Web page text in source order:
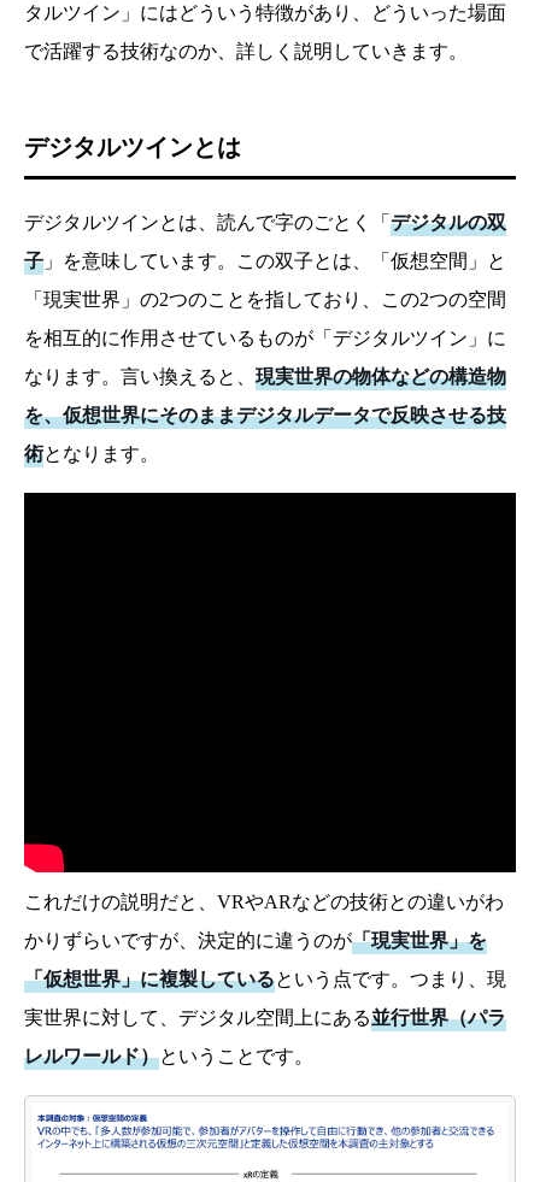
タルツイン」にはどういう特徴があり、どういった場面
で活躍する技術なのか、詳しく説明していきます。
デジタルツインとは
デジタルツインとは、読んで字のごとく「 デジタルの双
子 」を意味しています。この双子とは、「仮想空間」と
「現実世界」の2つのことを指しており、この2つの空間
を相互的に作用させているものが「デジタルツイン」に
なります。言い換えると、 現実世界の物体などの構造物
を、仮想世界にそのままデジタルデータで反映させる技
術となります。
これだけの説明だと、VRやARなどの技術との違いがわ
かりずらいですが、決定的に違うのが「現実世界」を
「仮想世界」に複製しているという点です。つまり、現
実世界に対して、デジタル空間上にある並行世界（パラ
レルワールド）ということです。